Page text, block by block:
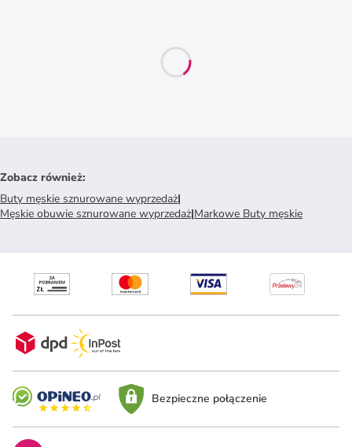
Zobacz również:
Buty męskie sznurowane wyprzedaż|
Męskie obuwie sznurowane wyprzedaż|Markowe Buty męskie
Bezpieczne połączenie